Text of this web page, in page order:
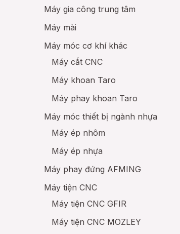
Máy gia công trung tâm
Máy mài
Máy móc cơ khí khác
Máy cắt CNC
Máy khoan Taro
Máy phay khoan Taro
Máy móc thiết bị ngành nhựa
Máy ép nhôm
Máy ép nhựa
Máy phay đứng AFMING
Máy tiện CNC
Máy tiện CNC GFIR
Máy tiện CNC MOZLEY